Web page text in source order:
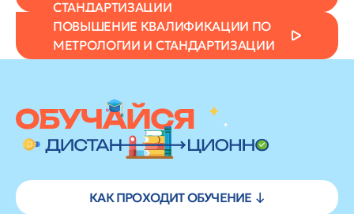
СТАНДАРТИЗАЦИИ
ПОВЫШЕНИЕ КВАЛИФИКАЦИИ ПО
МЕТРОЛОГИИ И СТАНДАРТИЗАЦИИ
КАК ПРОХОДИТ ОБУЧЕНИЕ ↓